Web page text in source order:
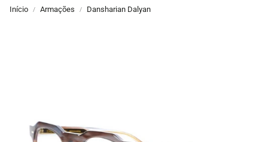
Início Armações Dansharian Dalyan